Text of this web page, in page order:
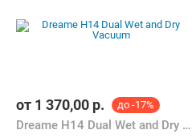
от 1 370,00 р. до -17%
Dreame H14 Dual Wet and Dry Vacuum